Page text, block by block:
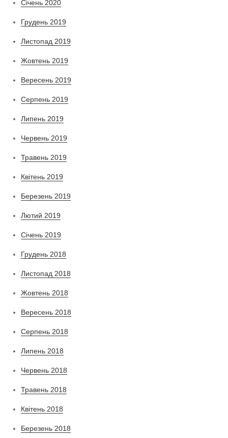
Січень 2020
Грудень 2019
Листопад 2019
Жовтень 2019
Вересень 2019
Серпень 2019
Липень 2019
Червень 2019
Травень 2019
Квітень 2019
Березень 2019
Лютий 2019
Січень 2019
Грудень 2018
Листопад 2018
Жовтень 2018
Вересень 2018
Серпень 2018
Липень 2018
Червень 2018
Травень 2018
Квітень 2018
Березень 2018